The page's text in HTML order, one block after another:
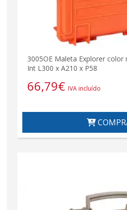
3005OE Maleta Explorer color
Int L300 x A210 x P58
66,79€ IVA incluído